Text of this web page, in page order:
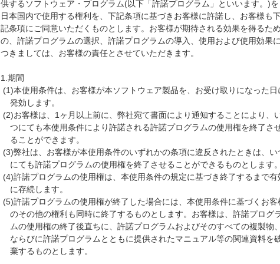
供するソフトウェア・プログラム(以下「許諾プログラム」といいます。)を
日本国内で使用する権利を、下記条項に基づきお客様に許諾し、お客様も
記条項にご同意いただくものとします。お客様が期待される効果を得るため
の、許諾プログラムの選択、許諾プログラムの導入、使用および使用効果に
つきましては、お客様の責任とさせていただきます。
1.期間
(1)本使用条件は、お客様が本ソフトウェア製品を、お受け取りになった日
発効します。
(2)お客様は、1ヶ月以上前に、弊社宛て書面により通知することにより、
つにても本使用条件により許諾される許諾プログラムの使用権を終了さ
ることができます。
(3)弊社は、お客様が本使用条件のいずれかの条項に違反されたときは、い
にても許諾プログラムの使用権を終了させることができるものとします。
(4)許諾プログラムの使用権は、本使用条件の規定に基づき終了するまで有
に存続します。
(5)許諾プログラムの使用権が終了した場合には、本使用条件に基づくお客
のその他の権利も同時に終了するものとします。お客様は、許諾プログ
ムの使用権の終了後直ちに、許諾プログラムおよびそのすべての複製物、
ならびに許諾プログラムとともに提供されたマニュアル等の関連資料を
棄するものとします。